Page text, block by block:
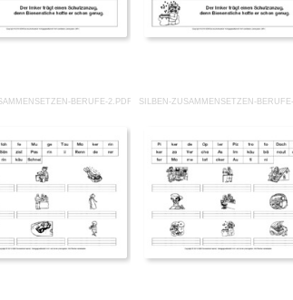
BERUFE-2.PDF SILBEN-ZUSAMMENSETZEN-